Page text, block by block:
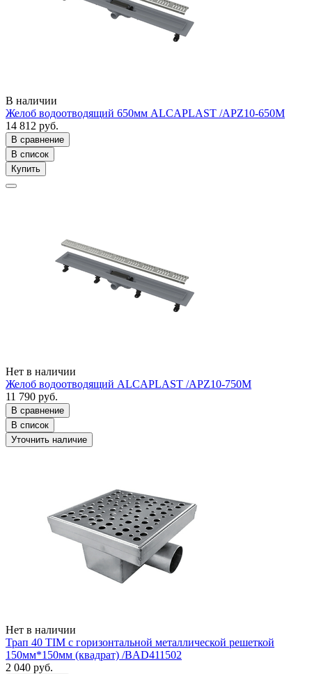
В наличии
Желоб водоотводящий 650мм ALCAPLAST /APZ10-650M
14 812 руб.
В сравнение
В список
Купить
Нет в наличии
Желоб водоотводящий ALCAPLAST /APZ10-750M
11 790 руб.
В сравнение
В список
Уточнить наличие
Нет в наличии
Трап 40 TIM с горизонтальной металлической решеткой
150мм*150мм (квадрат) /BAD411502
2 040 руб.